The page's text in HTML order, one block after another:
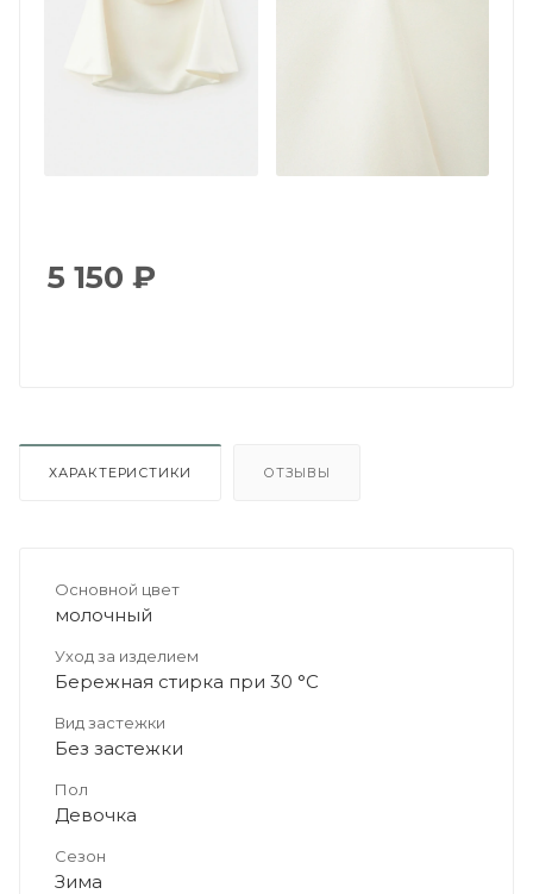
5 150 ₽
ХАРАКТЕРИСТИКИ ОТЗЫВЫ
Основной цвет
молочный
Уход за изделием
Бережная стирка при 30 °C
Вид застежки
Без застежки
Пол
Девочка
Сезон
Зима